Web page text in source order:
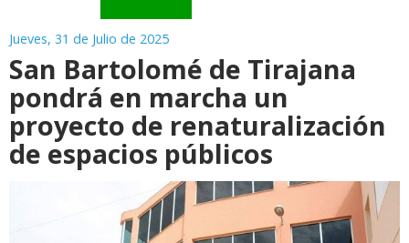
Jueves, 31 de Julio de 2025
San Bartolomé de Tirajana
pondrá en marcha un
proyecto de renaturalización
de espacios públicos